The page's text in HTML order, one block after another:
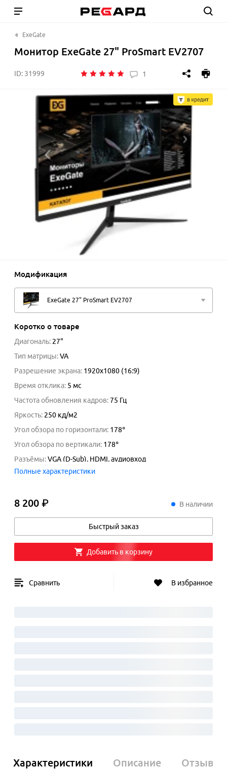
ExeGate
Монитор ExeGate 27" ProSmart EV2707
ID: 31999 1
Модификация
ExeGate 27" ProSmart EV2707
Коротко о товаре
Диагональ: 27"
Тип матрицы:VA
Разрешение экрана: 1920x1080 (16:9)
Время отклика: 5 мс
Частота обновления кадров:75 Гц
Яркость: 250 кд/м2
Угол обзора по горизонтали: 178°
Угол обзора по вертикали: 178°
Разъёмы:VGA (D-Sub), HDMI, аудиовход
Встроенные динамики:да
Полные характеристики
8 200 ₽8 200 ₽ В наличии
Быстрый заказ
Добавить в корзину
Сравнить В избранное
Характеристики Описание Отзывы